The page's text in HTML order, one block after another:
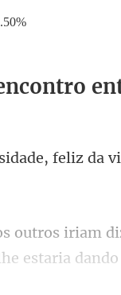
feliz da
s iriam